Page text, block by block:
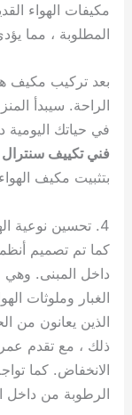
مكيفات الهواء
المطلوبة ، مما
بعد تركيب مكيف
الراحة. سيبدأ
في حياتك
فني تكييف
بتثبيت مكيف
4. تحسين نوعية الهواء
كما تم تصميم
داخل المبنى. وهي
الغبار وملوثات
الذين يعانون من
ذلك ، مع تقدم عمر
الانخفاض. كما
الرطوبة من داخل